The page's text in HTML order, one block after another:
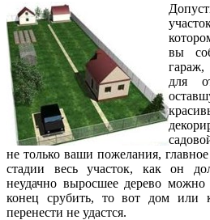
вы
для
не только ваши пожелания, главное
стадии весь участок, как он
неудачно выросшее дерево можно
конец срубить, то вот дом или
перенести не удастся.